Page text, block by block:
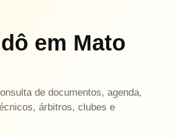
em Mato
de documentos, agenda,
árbitros, clubes e